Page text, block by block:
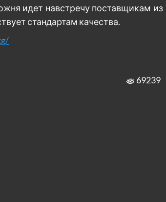
идет навстречу поставщикам из
стандартам качества.
69239